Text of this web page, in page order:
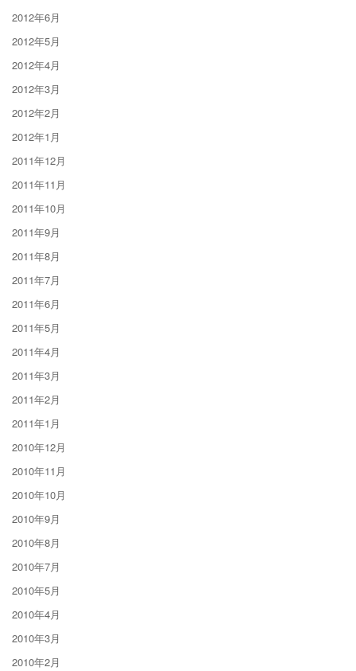
2012年6月
2012年5月
2012年4月
2012年3月
2012年2月
2012年1月
2011年12月
2011年11月
2011年10月
2011年9月
2011年8月
2011年7月
2011年6月
2011年5月
2011年4月
2011年3月
2011年2月
2011年1月
2010年12月
2010年11月
2010年10月
2010年9月
2010年8月
2010年7月
2010年5月
2010年4月
2010年3月
2010年2月